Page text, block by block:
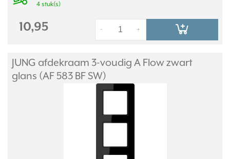
4 stuk(s)
10,95 +
-
JUNG afdekraam 3-voudig A Flow zwart
glans (AF 583 BF SW)